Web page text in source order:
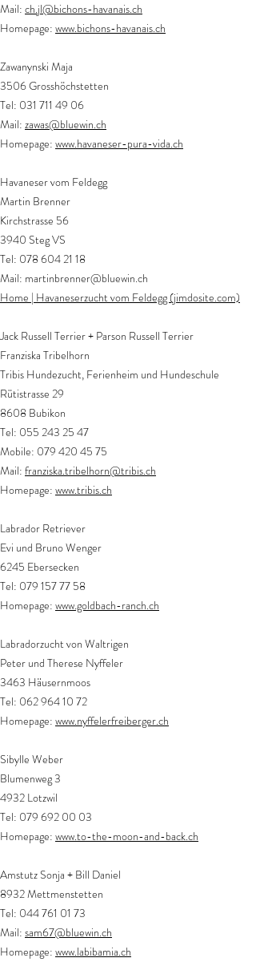
Mail: ch.jl@bichons-havanais.ch
Homepage: www.bichons-havanais.ch
Zawanynski Maja
3506 Grosshöchstetten
Tel: 031 711 49 06
Mail: zawas@bluewin.ch
Homepage: www.havaneser-pura-vida.ch
Havaneser vom Feldegg
Martin Brenner
Kirchstrasse 56
3940 Steg VS
Tel: 078 604 21 18
Mail: martinbrenner@bluewin.ch
Home | Havaneserzucht vom Feldegg (jimdosite.com)
Jack Russell Terrier + Parson Russell Terrier
Franziska Tribelhorn
Tribis Hundezucht, Ferienheim und Hundeschule
Rütistrasse 29
8608 Bubikon
Tel: 055 243 25 47
Mobile: 079 420 45 75
Mail: franziska.tribelhorn@tribis.ch
Homepage: www.tribis.ch
Labrador Retriever
​Evi und Bruno Wenger
6245 Ebersecken
Tel: 079 157 77 58
Homepage: www.goldbach-ranch.ch
Labradorzucht von Waltrigen
Peter und Therese Nyffeler
3463 Häusernmoos
Tel: 062 964 10 72
Homepage: www.nyffelerfreiberger.ch
Sibylle Weber
Blumenweg 3
4932 Lotzwil
Tel: 079 692 00 03
Homepage: www.to-the-moon-and-back.ch
Amstutz Sonja + Bill Daniel
8932 Mettmenstetten
Tel: 044 761 01 73
Mail: sam67@bluewin.ch
Homepage: www.labibamia.ch